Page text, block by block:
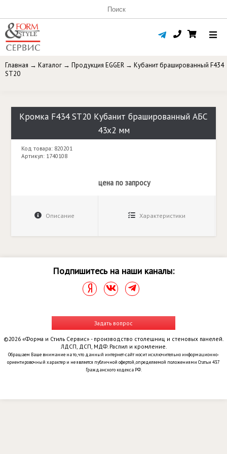
Главная → Каталог → Продукция EGGER → Кубанит брашированный F434
ST20
Кромка F434 ST20 Кубанит брашированный АБС
43x2 мм
Код товара: 820201
Артикул: 1740108
цена по запросу
Описание Характеристики
Подпишитесь на наши каналы:
Задать вопрос
©2026 «Форма и Стиль Сервис» - производство столешниц и стеновых панелей.
ЛДСП, ДСП, МДФ. Распил и кромление.
Обращаем Ваше внимание на то, что данный интернет-сайт носит исключительно информационно-
ориентировочный характер и не является публичной офертой, определяемой положениями Статьи 437
Гражданского кодекса РФ.